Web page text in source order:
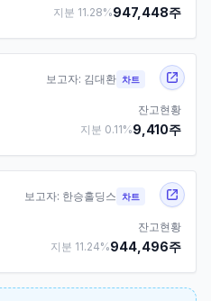
지분 11.28%947,448주
보고자: 김대환 차트
잔고현황
지분 0.11%9,410주
보고자: 한승홀딩스 차트
잔고현황
지분 11.24%944,496주